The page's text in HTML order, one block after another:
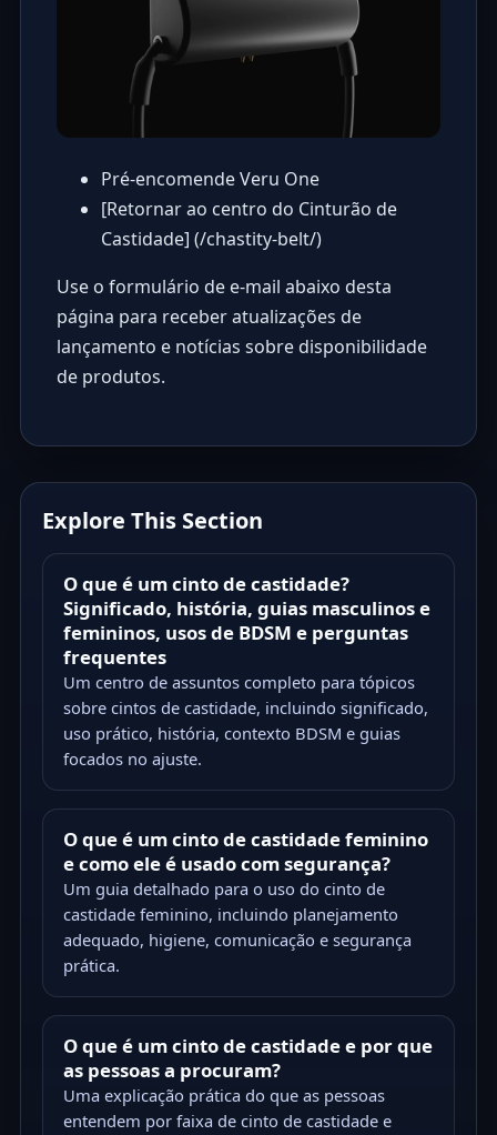
Pré-encomende Veru One
[Retornar ao centro do Cinturão de
Castidade] (/chastity-belt/)
Use o formulário de e-mail abaixo desta
página para receber atualizações de
lançamento e notícias sobre disponibilidade
de produtos.
Explore This Section
O que é um cinto de castidade?
Significado, história, guias masculinos e
femininos, usos de BDSM e perguntas
frequentes
Um centro de assuntos completo para tópicos
sobre cintos de castidade, incluindo significado,
uso prático, história, contexto BDSM e guias
focados no ajuste.
O que é um cinto de castidade feminino
e como ele é usado com segurança?
Um guia detalhado para o uso do cinto de
castidade feminino, incluindo planejamento
adequado, higiene, comunicação e segurança
prática.
O que é um cinto de castidade e por que
as pessoas a procuram?
Uma explicação prática do que as pessoas
entendem por faixa de cinto de castidade e